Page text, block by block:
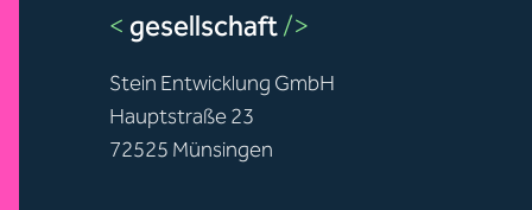
<gesellschaft/>
Stein Entwicklung GmbH
Hauptstraße 23
72525 Münsingen